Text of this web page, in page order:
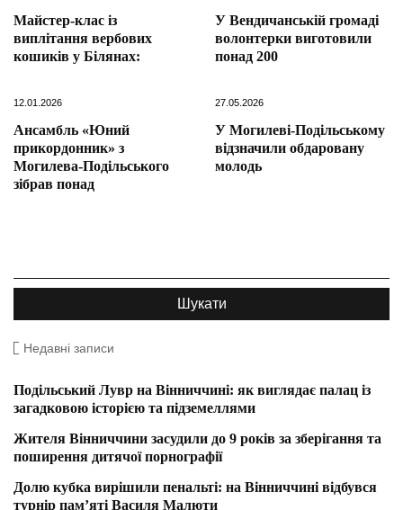
Майстер-клас із
виплітання вербових
кошиків у Білянах:
У Вендичанській громаді
волонтерки виготовили
понад 200
12.01.2026
Ансамбль «Юний
прикордонник» з
Могилева-Подільського
зібрав понад
27.05.2026
У Могилеві-Подільському
відзначили обдаровану
молодь
Недавні записи
Подільський Лувр на Вінниччині: як виглядає палац із
загадковою історією та підземеллями
Жителя Вінниччини засудили до 9 років за зберігання та
поширення дитячої порнографії
Долю кубка вирішили пенальті: на Вінниччині відбувся
турнір пам’яті Василя Малюти